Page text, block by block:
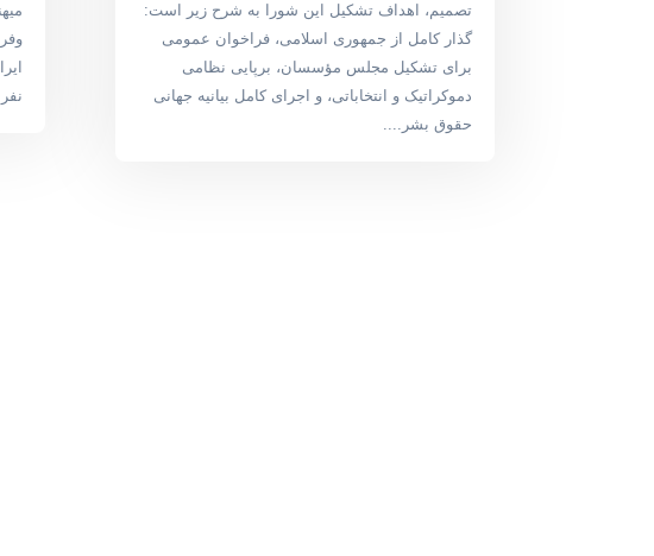
تصمیم، اهداف تشکیل این شورا به شرح زیر است:
گذار کامل از جمهوری اسلامی، فراخوان عمومی
برای تشکیل مجلس مؤسسان، برپایی نظامی
دموکراتیک و انتخاباتی، و اجرای کامل بیانیه جهانی
حقوق بشر....